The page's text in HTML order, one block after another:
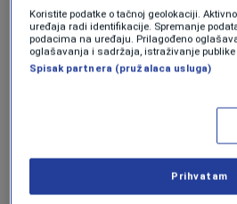
ili pregovorima, to ne
povlačenje."
"Upravo sam pročitao
takozvanih 'predstavnika'.
potpuno neprihvatljivo."
Koristite podatke o tačnoj geolokaciji.
uređaja radi identifikacije. Spremanje
podacima na uređaju. Prilagođeno
oglašavanja i sadržaja, istraživanje
Spisak partnera (pružalaca usluga)
Prihvatam